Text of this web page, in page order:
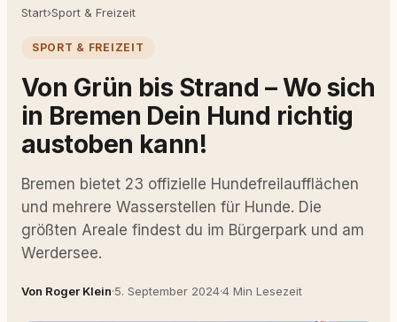
Start›Sport & Freizeit
SPORT & FREIZEIT
Von Grün bis Strand – Wo sich
in Bremen Dein Hund richtig
austoben kann!
Bremen bietet 23 offizielle Hundefreilaufflächen
und mehrere Wasserstellen für Hunde. Die
größten Areale findest du im Bürgerpark und am
Werdersee.
Von Roger Klein·5. September 2024·4 Min Lesezeit